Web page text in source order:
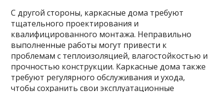
С другой стороны, каркасные дома требуют
тщательного проектирования и
квалифицированного монтажа. Неправильно
выполненные работы могут привести к
проблемам с теплоизоляцией, влагостойкостью и
прочностью конструкции. Каркасные дома также
требуют регулярного обслуживания и ухода,
чтобы сохранить свои эксплуатационные